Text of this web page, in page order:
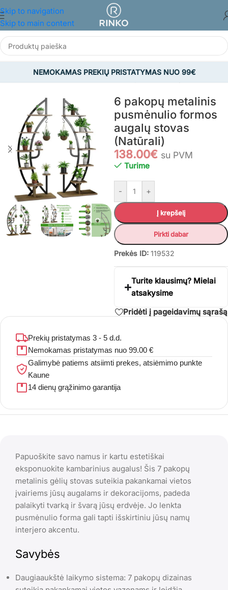
Skip to navigation
Skip to main content
NEMOKAMAS PREKIŲ PRISTATYMAS NUO 99€
NAMAMS IR BUIČIAI/Dekoro prekės/ Gėlių stovai
6 pakopų metalinis
pusmėnulio formos
augalų stovas
(Natūrali)
138.00€ su PVM
Turime
- +
Į krepšelį
Pirkti dabar
Prekės ID: 119532
Turite klausimų? Mielai
atsakysime
Pridėti į pageidavimų sąrašą
Prekių pristatymas 3 - 5 d.d.
Nemokamas pristatymas nuo 99.00 €
Galimybė patiems atsiimti prekes, atsiėmimo punkte
Kaune
14 dienų grąžinimo garantija
Papuoškite savo namus ir kartu estetiškai
eksponuokite kambarinius augalus! Šis 7 pakopų
metalinis gėlių stovas suteikia pakankamai vietos
įvairiems jūsų augalams ir dekoracijoms, padeda
palaikyti tvarką ir švarą jūsų erdvėje. Jo lenkta
pusmėnulio forma gali tapti išskirtiniu jūsų namų
interjero akcentu.
Savybės
Daugiaaukštė laikymo sistema: 7 pakopų dizainas